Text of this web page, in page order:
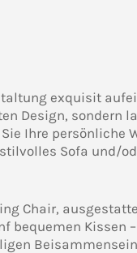
exquisit
Design, sondern
Ihre persönliche
Sofa und/
Chair,
bequemen Kissen